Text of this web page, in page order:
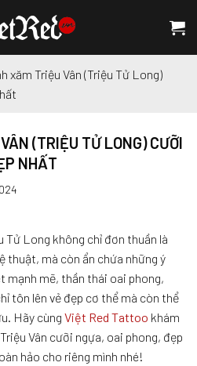
xăm Triệu Vân (Triệu Tử Long)
(TRIỆU TỬ LONG) CƯỠI
NHẤT
Tử Long không chỉ đơn thuần là
thuật, mà còn ẩn chứa những ý
mạnh mẽ, thần thái oai phong,
tôn lên vẻ đẹp cơ thể mà còn thể
Hãy cùng Việt Red Tattoo khám
Vân cưỡi ngựa, oai phong, đẹp
hảo cho riêng mình nhé!